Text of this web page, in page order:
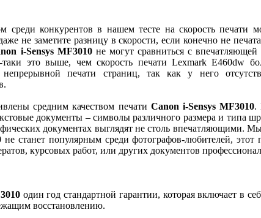
среди конкурентов в нашем тесте на скорость печати
не заметите разницу в скорости, если конечно не
i-Sensys MF3010не могут сравниться с
это выше, чем скорость печати Lexmark E460dw
печати страниц, так как у него
средним качеством печати Canon i-Sensys MF3010.
документы – символы различного размера и типа
документах выглядят не столь впечатляющими.
не станет популярным среди фотографов-любителей,
курсовых работ, или других документов
один год стандартной гарантии, которая включает в
восстановлению.